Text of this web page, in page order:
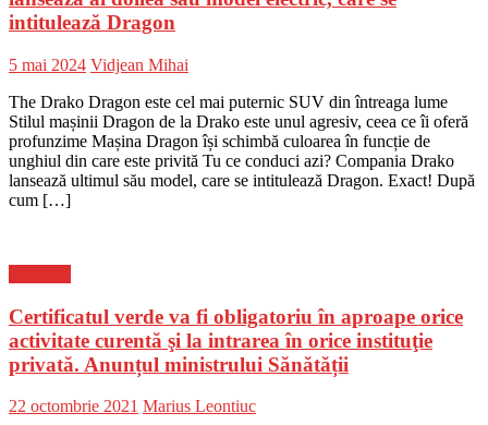
intitulează Dragon
Posted
5 mai 2024 Author
Vidjean Mihai
The Drako Dragon este cel mai puternic SUV din întreaga lume
Stilul mașinii Dragon de la Drako este unul agresiv, ceea ce îi oferă
profunzime Mașina Dragon își schimbă culoarea în funcție de
unghiul din care este privită Tu ce conduci azi? Compania Drako
lansează ultimul său model, care se intitulează Dragon. Exact! După
cum […]
Certificatul verde va fi obligatoriu în aproape orice
activitate curentă şi la intrarea în orice instituţie
privată. Anunțul ministrului Sănătății
Posted
22 octombrie 2021 Author
Marius Leontiuc